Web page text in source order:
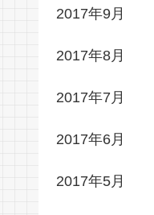
2017年9月
2017年8月
2017年7月
2017年6月
2017年5月